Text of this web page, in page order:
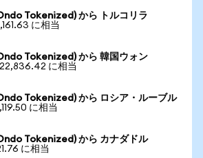
Tokenized) から トルコリラ
に相当
Tokenized) から 韓国ウォン
に相当
Tokenized) から ロシア・ルーブル
に相当
Tokenized) から カナダドル
に相当